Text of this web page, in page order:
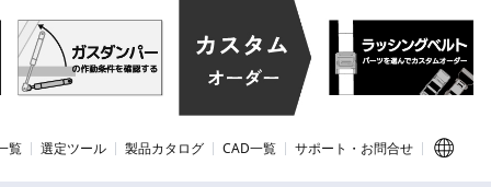
覧 選定ツール 製品カタログ CAD一覧 サポート・お問合せ